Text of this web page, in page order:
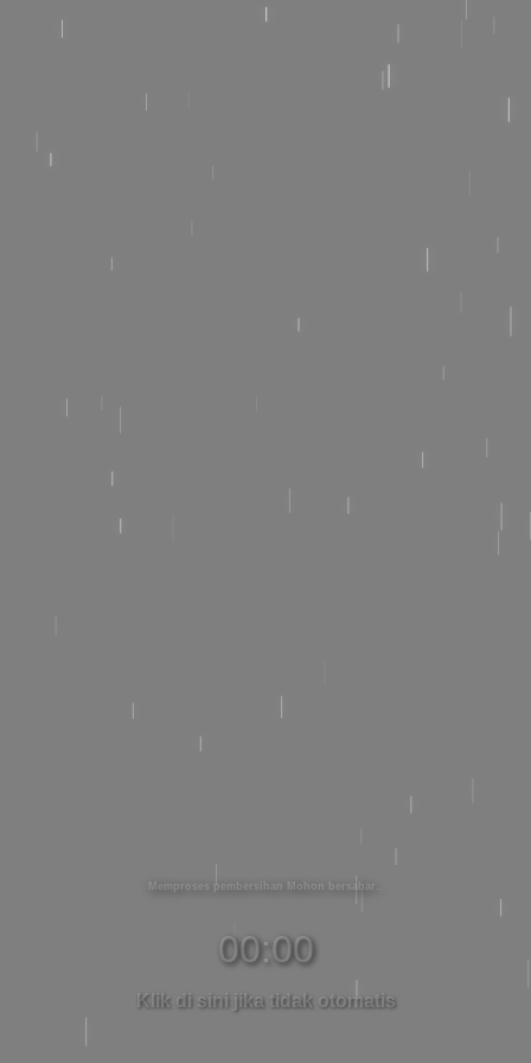
Memproses pembersihan Mohon bersabar
00:00
Klik di sini jika tidak otomatis